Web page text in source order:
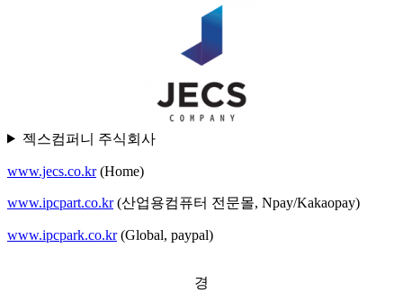
젝스컴퍼니 주식회사
www.jecs.co.kr(Home)
www.ipcpart.co.kr(산업용컴퓨터 전문몰, Npay/Kakaopay)
www.ipcpark.co.kr(Global, paypal)
경